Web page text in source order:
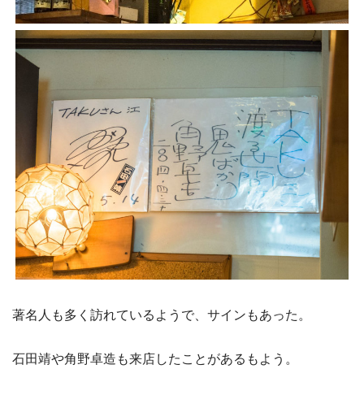
著名人も多く訪れているようで、サインもあった。
石田靖や角野卓造も来店したことがあるもよう。